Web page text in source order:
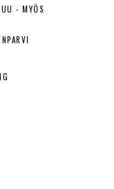
- MYÖS